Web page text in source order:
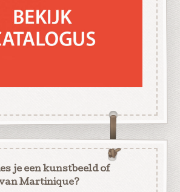
je een kunstbeeld of
Martinique?